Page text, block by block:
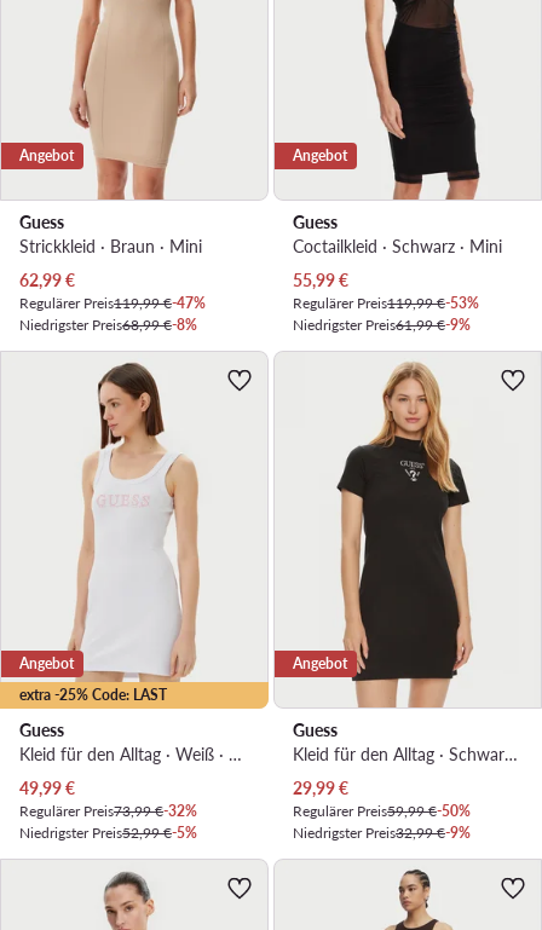
Angebot
Guess
Strickkleid · Braun · Mini
Aktueller Preis
62,99€
Regulärer Preis119,99 €-47%
Niedrigster Preis68,99 €-8%
Angebot
Guess
Coctailkleid · Schwarz · Mini
Aktueller Preis
55,99€
Regulärer Preis119,99 €-53%
Niedrigster Preis61,99 €-9%
extra -25% Code: LAST
Angebot
Guess
Kleid für den Alltag · Weiß · Mini
Aktueller Preis
49,99€
Regulärer Preis73,99 €-32%
Niedrigster Preis52,99 €-5%
Angebot
Guess
Kleid für den Alltag · Schwarz · Mini
Aktueller Preis
29,99€
Regulärer Preis59,99 €-50%
Niedrigster Preis32,99 €-9%